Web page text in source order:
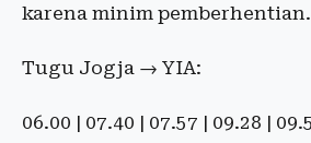
karena minim pemberhentian.
Tugu Jogja → YIA:
06.00 | 07.40 | 07.57 | 09.28 |